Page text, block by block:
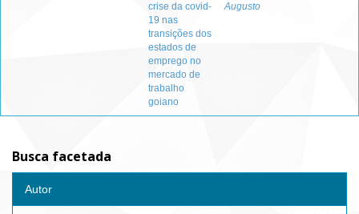
crise da covid-
19 nas
transições dos
estados de
emprego no
mercado de
trabalho
goiano
Augusto
Busca facetada
Autor